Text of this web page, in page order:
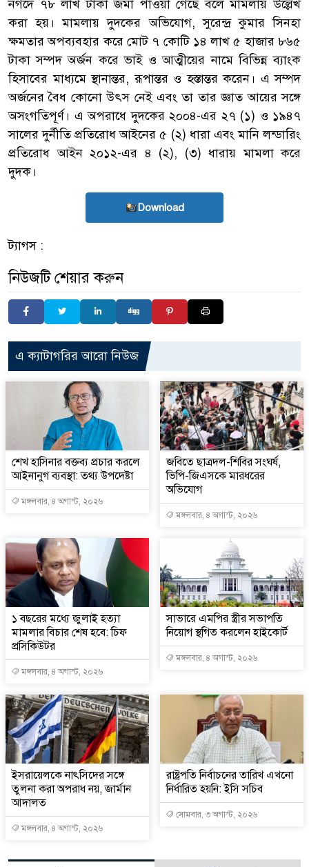
নগদে ৭৮ লাখ টাকা জমা পাওয়া গেছে বলে মামলায় উল্লেখ
করা হয়। মামলায় দুদকের অভিযোগ, সুরেন্দ্র কুমার সিনহা
ক্ষমতার অপব্যবহার করে মোট ৭ কোটি ১৪ লাখ ৫ হাজার ৮৬৫
টাকা সম্পদ অর্জন করে ভাই ও আত্মীয়ের নামে বিভিন্ন ব্যাংক
হিসাবের মাধ্যমে স্থানান্তর, রূপান্তর ও হস্তান্তর করেন। এ সম্পদ
অর্জনের বৈধ কোনো উৎস নেই এবং তা তার জ্ঞাত আয়ের সঙ্গে
অসংগতিপূর্ণ। এ অপরাধে দুদকের ২০০৪-এর ২৭ (১) ও ১৯৪৭
সালের দুর্নীতি প্রতিরোধ আইনের ৫ (২) ধারা এবং মানি লন্ডারিং
প্রতিরোধ আইন ২০১২-এর ৪ (২), (৩) ধারায় মামলা করে
দুদক।
Download
ট্যাগস :
নিউজটি শেয়ার করুন
এ ক্যাটাগরির আরো নিউজ
শেখ হাসিনার বক্তব্য প্রচার করলে
আইনানুগ ব্যবস্থা: তথ্য উপদেষ্টা
মঙ্গলবার, ৪ অগাস্ট, ২০২৬
জবিতে ছাত্রদল-শিবির সংঘর্ষ,
ভিপি-জিএসকে মারধরের
অভিযোগ
মঙ্গলবার, ৪ অগাস্ট, ২০২৬
১ বছরের মধ্যে জুলাই হত্যা
মামলার বিচার শেষ হবে: চিফ
প্রসিকিউটর
মঙ্গলবার, ৪ অগাস্ট, ২০২৬
সাভারে এমপির স্ত্রীর সভাপতি
নিয়োগ স্থগিত করলেন হাইকোর্ট
মঙ্গলবার, ৪ অগাস্ট, ২০২৬
ইসরায়েলকে নাৎসিদের সঙ্গে
তুলনা করা অপরাধ নয়, জার্মান
আদালত
মঙ্গলবার, ৪ অগাস্ট, ২০২৬
রাষ্ট্রপতি নির্বাচনের তারিখ এখনো
নির্ধারিত হয়নি: ইসি সচিব
সোমবার, ৩ অগাস্ট, ২০২৬